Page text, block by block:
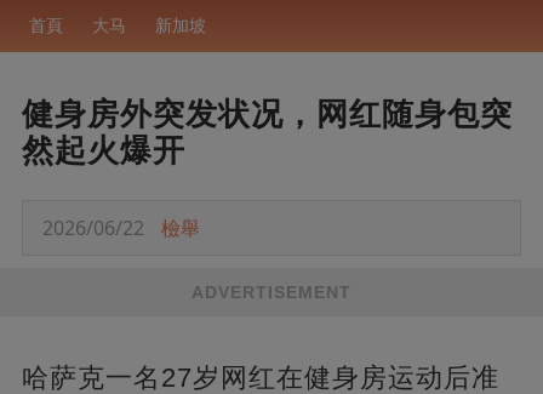
首頁 大马 新加坡
健身房外突发状况，网红随身包突
然起火爆开
2026/06/22 檢舉
ADVERTISEMENT
哈萨克一名27岁网红在健身房运动后准